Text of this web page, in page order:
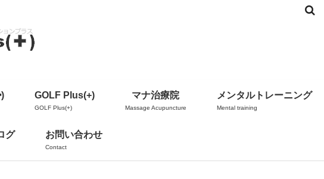
GOLF Plus(+)
GOLF Plus(+)
マナ治療院
Massage Acupuncture
メンタルトレーニング
Mental training
グ お問い合わせ
Contact